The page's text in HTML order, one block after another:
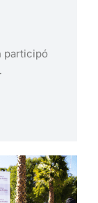
participó